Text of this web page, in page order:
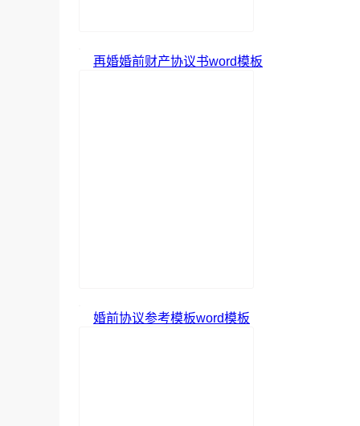
再婚婚前财产协议书word模板
婚前协议参考模板word模板